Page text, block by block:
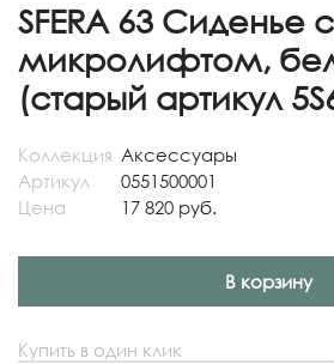
SFERA 63 Сиденье с
микролифтом,
(старый артикул
Коллекция Аксессуары
Артикул
0551500001
Цена
17 820 руб.
В корзину
Купить в один клик